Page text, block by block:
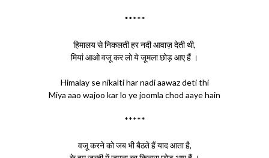
*****
हिमालय से निकलती हर नदी आवाज़ देती थी,
मियां आओ वजू कर लो ये जूमला छोड़ आए हैं ।
Himalay se nikalti har nadi aawaz deti thi
Miya aao wajoo kar lo ye joomla chod aaye hain
*****
वजू करने को जब भी बैठते हैं याद आता है,